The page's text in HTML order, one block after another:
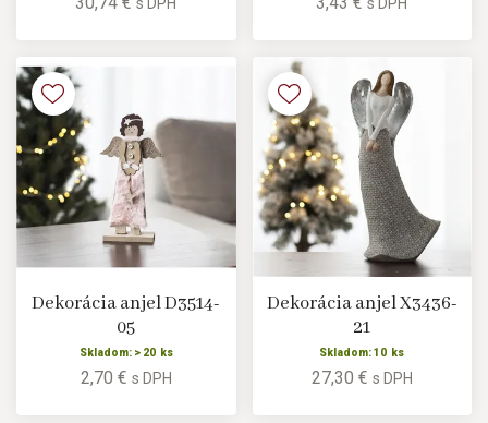
s DPH s DPH
Dekorácia anjel D3514-
05
Skladom: > 20 ks
2,70 € s DPH
Dekorácia anjel X3436-
21
Skladom: 10 ks
27,30 € s DPH